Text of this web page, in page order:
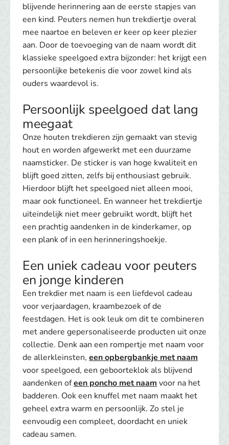
blijvende herinnering aan de eerste stapjes van
een kind. Peuters nemen hun trekdiertje overal
mee naartoe en beleven er keer op keer plezier
aan. Door de toevoeging van de naam wordt dit
klassieke speelgoed extra bijzonder: het krijgt een
persoonlijke betekenis die voor zowel kind als
ouders waardevol is.
Persoonlijk speelgoed dat lang
meegaat
Onze houten trekdieren zijn gemaakt van stevig
hout en worden afgewerkt met een duurzame
naamsticker. De sticker is van hoge kwaliteit en
blijft goed zitten, zelfs bij enthousiast gebruik.
Hierdoor blijft het speelgoed niet alleen mooi,
maar ook functioneel. En wanneer het trekdiertje
uiteindelijk niet meer gebruikt wordt, blijft het
een prachtig aandenken in de kinderkamer, op
een plank of in een herinneringshoekje.
Een uniek cadeau voor peuters
en jonge kinderen
Een trekdier met naam is een liefdevol cadeau
voor verjaardagen, kraambezoek of de
feestdagen. Het is ook leuk om dit te combineren
met andere gepersonaliseerde producten uit onze
collectie. Denk aan een rompertje met naam voor
de allerkleinsten, een opbergbankje met naam
voor speelgoed, een geboorteklok als blijvend
aandenken ofeen poncho met naam voor na het
badderen. Ook een knuffel met naam maakt het
geheel extra warm en persoonlijk. Zo stel je
eenvoudig een compleet, doordacht en uniek
cadeau samen.